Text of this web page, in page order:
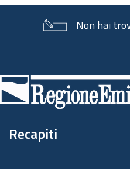
Non hai
di
pagina
Recapiti